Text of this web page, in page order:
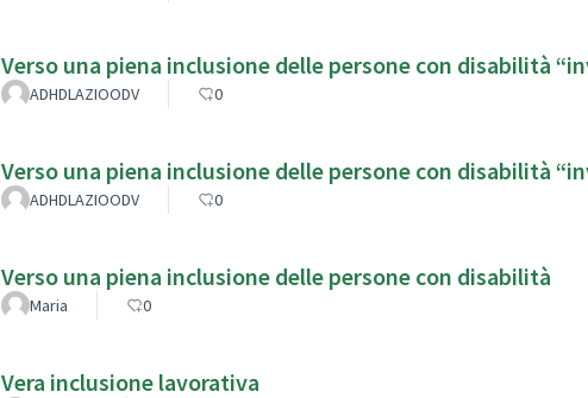
Verso una piena inclusione delle persone con disabilità
ADHDLAZIOODV 0
Verso una piena inclusione delle persone con disabilità
ADHDLAZIOODV 0
Verso una piena inclusione delle persone con disabilità
Maria 0
Vera inclusione lavorativa